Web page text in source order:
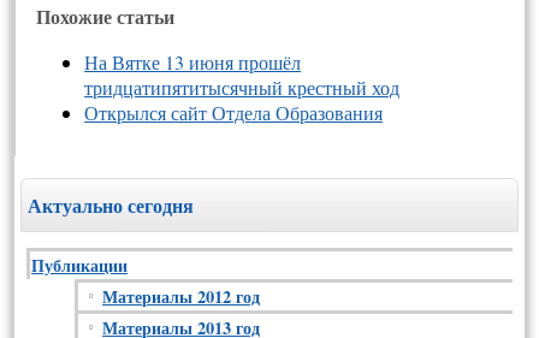
Похожие статьи
На Вятке 13 июня прошёл
тридцатипятитысячный крестный ход
Открылся сайт Отдела Образования
Актуально сегодня
Публикации
Материалы 2012 год
Материалы 2013 год